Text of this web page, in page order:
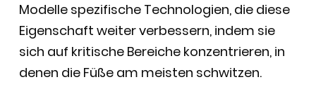
Modelle spezifische Technologien, die diese
Eigenschaft weiter verbessern, indem sie
sich auf kritische Bereiche konzentrieren, in
denen die Füße am meisten schwitzen.